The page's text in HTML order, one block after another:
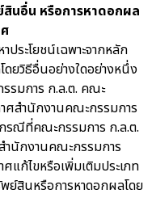
นอื่น หรือการหาดอกผล
ระโยชน์เฉพาะจากหลัก
ยวิธีอื่นอย่างใดอย่างหนึ่ง
รมการ ก.ล.ต. คณะ
ศสำนักงานคณะกรรมการ
รณีที่คณะกรรมการ ก.ล.ต.
นักงานคณะกรรมการ
แก้ไขหรือเพิ่มเติมประเภท
สินหรือการหาดอกผลโดย